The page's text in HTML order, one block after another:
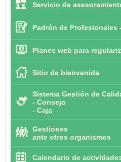
Servicio de
Padrón de Profesionales
Planes web para
Sitio de bienvenida
Sistema Gestión de
- Consejo
- Caja
Gestiones
ante otros organismos
Calendario de